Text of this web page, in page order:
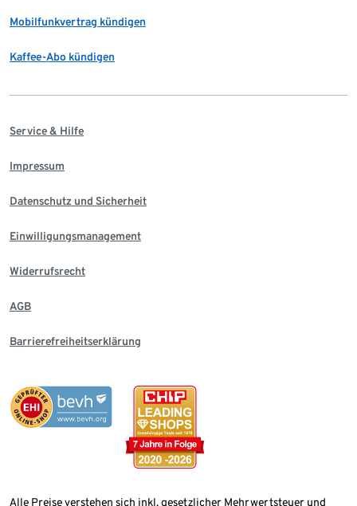
Mobilfunkvertrag kündigen
Kaffee-Abo kündigen
Service & Hilfe
Impressum
Datenschutz und Sicherheit
Einwilligungsmanagement
Widerrufsrecht
AGB
Barrierefreiheitserklärung
Alle Preise verstehen sich inkl. gesetzlicher Mehrwertsteuer und